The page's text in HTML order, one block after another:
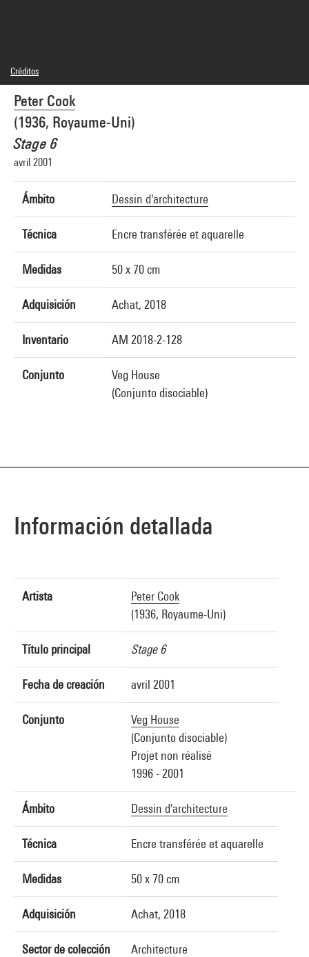
Peter Cook
(1936, Royaume-Uni)
Stage 6
avril 2001
Ámbito Dessin d'architecture
Técnica Encre transférée et aquarelle
Medidas 50 x 70 cm
Adquisición Achat, 2018
Inventario AM 2018-2-128
Conjunto
Veg House
(Conjunto disociable)
Créditos
© Peter Cook
Créditos fotográficos : Centre Pompidou, MNAM-CCI/Audrey Laurans/Dist.
GrandPalaisRmn
Referencia de la imagen : 4N29296
Difusión de la imagen :
Información detallada
Artista
Peter Cook
(1936, Royaume-Uni)
Título principal Stage 6
Fecha de creación avril 2001
Conjunto
Veg House
(Conjunto disociable)
Projet non réalisé
1996 - 2001
Ámbito Dessin d'architecture
Técnica Encre transférée et aquarelle
Medidas 50 x 70 cm
Adquisición Achat, 2018
Sector de colección Architecture